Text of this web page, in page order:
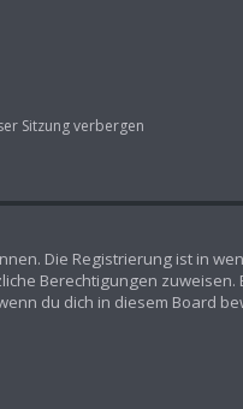
Sitzung verbergen
Die Registrierung ist in
Berechtigungen
du dich in diesem Board